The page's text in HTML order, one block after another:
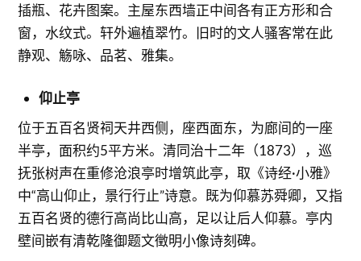
插瓶、花卉图案。主屋东西墙正中间各有正方形和合
窗，水纹式。轩外遍植翠竹。旧时的文人骚客常在此
静观、觞咏、品茗、雅集。
仰止亭
位于五百名贤祠天井西侧，座西面东，为廊间的一座
半亭，面积约5平方米。清同治十二年（1873），巡
抚张树声在重修沧浪亭时增筑此亭，取《诗经·小雅》
中“高山仰止，景行行止”诗意。既为仰慕苏舜卿，又指
五百名贤的德行高尚比山高，足以让后人仰慕。亭内
壁间嵌有清乾隆御题文徵明小像诗刻碑。